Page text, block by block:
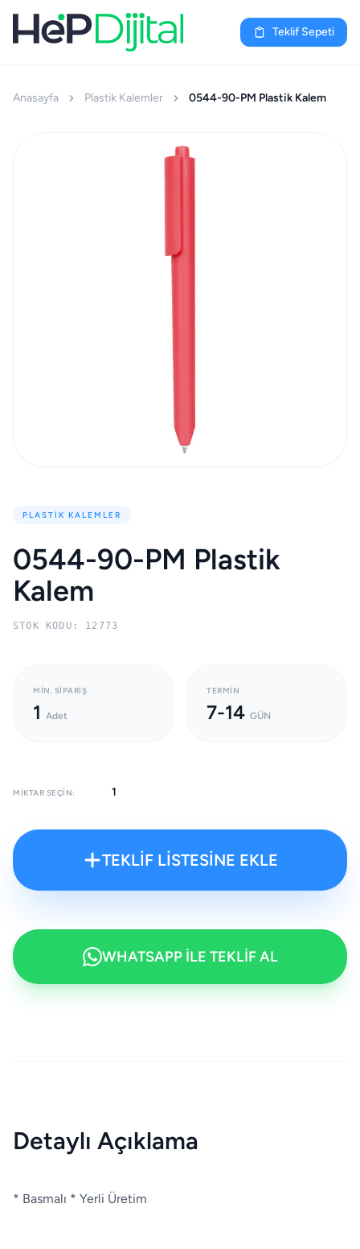
Teklif Sepeti
Anasayfa Plastik Kalemler 0544-90-PM Plastik Kalem
PLASTIK KALEMLER
0544-90-PM Plastik
Kalem
STOK KODU: 12773
MIN. SIPARIŞ
1 Adet
TERMIN
7-14 GÜN
MIKTAR SEÇIN:
TEKLİF LİSTESİNE EKLE
WHATSAPP İLE TEKLİF AL
Detaylı Açıklama
* Basmalı * Yerli Üretim